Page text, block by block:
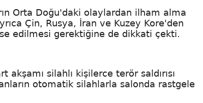
Orta Doğu'daki olaylardan ilham alma
Çin, Rusya, İran ve Kuzey Kore'den
edilmesi gerektiğine de dikkati çekti.
silahlı kişilerce terör saldırısı
otomatik silahlarla salonda rastgele